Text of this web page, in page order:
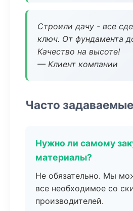
Строили дачу - все
ключ. От фундамента
Качество на высоте!
— Клиент компании
Часто
Нужно ли самому
материалы?
Не обязательно. Мы
все необходимое со
производителей.